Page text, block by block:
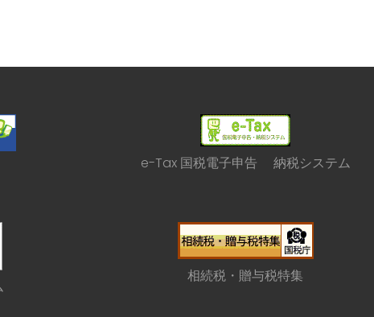
e-Tax 国税電子申告 納税システム
相続税・贈与税特集